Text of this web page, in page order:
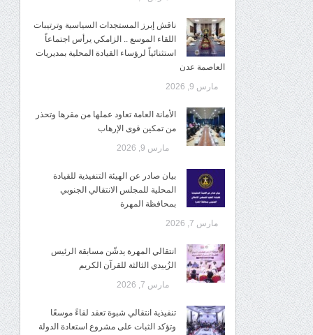
ناقش إبرز المستجدات السياسية وترتيبات
اللقاء الموسع .. الزامكي يرأس اجتماعاً
استثنائياً لرؤساء القيادة المحلية بمديريات
العاصمة عدن
مارس 9, 2026
الأمانة العامة تعاود عملها من مقرها وتحذر
من تمكين قوى الإرهاب
مارس 9, 2026
بيان صادر عن الهيئة التنفيذية للقيادة
المحلية للمجلس الانتقالي الجنوبي
بمحافظة المهرة
مارس 7, 2026
انتقالي المهرة يدشّن مسابقة الرئيس
الزُبيدي الثالثة للقرآن الكريم
مارس 7, 2026
تنفيذية انتقالي شبوة تعقد لقاءً موسعًا
وتؤكد الثبات على مشروع استعادة الدولة